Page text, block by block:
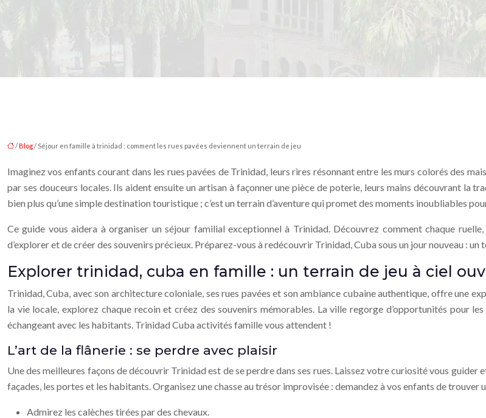
/Blog/ Séjour en famille à trinidad : comment les rues pavées deviennent un terrain de jeu
Imaginez vos enfants courant dans les rues pavées de Trinidad, leurs rires résonnant entre les murs colorés des
par ses douceurs locales. Ils aident ensuite un artisan à façonner une pièce de poterie, leurs mains découvrant la
bien plus qu’une simple destination touristique ; c’est un terrain d’aventure qui promet des moments inoubliables
Ce guide vous aidera à organiser un séjour familial exceptionnel à Trinidad. Découvrez comment chaque
d’explorer et de créer des souvenirs précieux. Préparez-vous à redécouvrir Trinidad, Cuba sous un jour nouveau : un
Explorer trinidad, cuba en famille : un terrain de jeu à ciel
Trinidad, Cuba, avec son architecture coloniale, ses rues pavées et son ambiance cubaine authentique, offre une
la vie locale, explorez chaque recoin et créez des souvenirs mémorables. La ville regorge d’opportunités pour
échangeant avec les habitants. Trinidad Cuba activités famille vous attendent !
L’art de la flânerie : se perdre avec plaisir
Une des meilleures façons de découvrir Trinidad est de se perdre dans ses rues. Laissez votre curiosité vous
façades, les portes et les habitants. Organisez une chasse au trésor improvisée : demandez à vos enfants de
Admirez les calèches tirées par des chevaux.